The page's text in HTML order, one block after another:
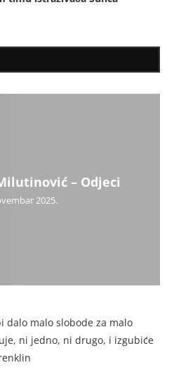
– Odjeci
2025.
dalo malo slobode za malo
ni jedno, ni drugo, i izgubiće